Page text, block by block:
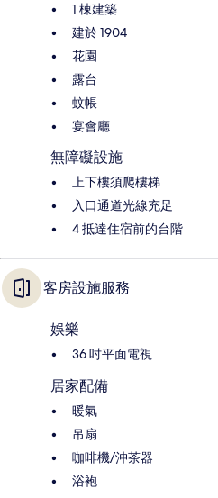
1 棟建築
建於 1904
花園
露台
蚊帳
宴會廳
無障礙設施
上下樓須爬樓梯
入口通道光線充足
4 抵達住宿前的台階
客房設施服務
娛樂
36 吋平面電視
居家配備
暖氣
吊扇
咖啡機/沖茶器
浴袍